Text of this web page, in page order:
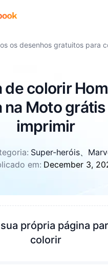
os desenhos gratuitos para
de colorir
na Moto
imprimir
Super-heróis、
em: December 3,
própria página
colorir